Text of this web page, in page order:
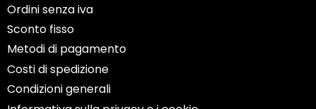
Ordini senza iva
Sconto fisso
Metodi di pagamento
Costi di spedizione
Condizioni generali